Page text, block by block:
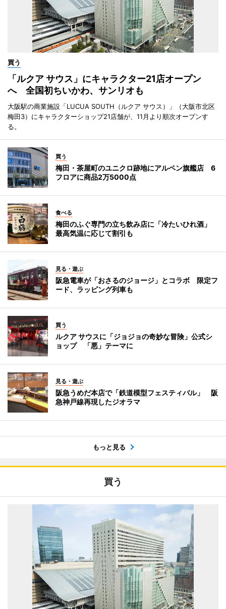
買う
「ルクア サウス」にキャラクター21店オープン
へ 全国初ちいかわ、サンリオも
大阪駅の商業施設「LUCUA SOUTH（ルクア サウス）」（大阪市北区
梅田3）にキャラクターショップ21店舗が、11月より順次オープンす
る。
買う
梅田・茶屋町のユニクロ跡地にアルペン旗艦店 6
フロアに商品2万5000点
食べる
梅田のふぐ専門の立ち飲み店に「冷たいひれ酒」
最高気温に応じて割引も
見る・遊ぶ
阪急電車が「おさるのジョージ」とコラボ 限定フ
ード、ラッピング列車も
買う
ルクア サウスに「ジョジョの奇妙な冒険」公式シ
ョップ 「悪」テーマに
見る・遊ぶ
阪急うめだ本店で「鉄道模型フェスティバル」 阪
急神戸線再現したジオラマ
もっと見る
買う